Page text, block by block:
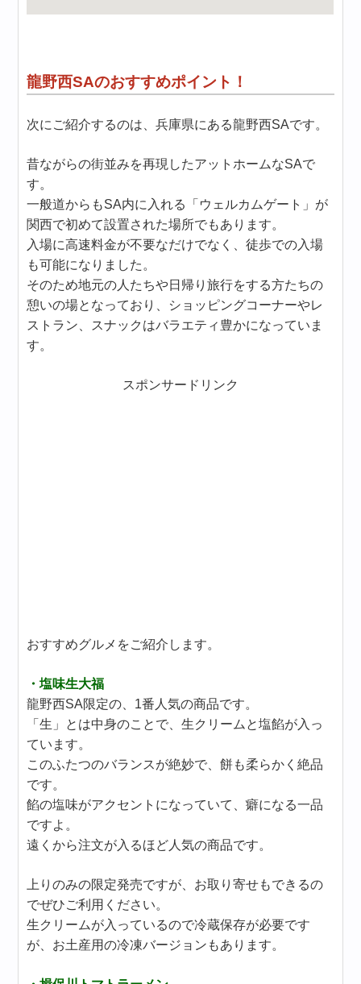
龍野西SAのおすすめポイント！
次にご紹介するのは、兵庫県にある龍野西SAです。
昔ながらの街並みを再現したアットホームなSAで
す。
一般道からもSA内に入れる「ウェルカムゲート」が
関西で初めて設置された場所でもあります。
入場に高速料金が不要なだけでなく、徒歩での入場
も可能になりました。
そのため地元の人たちや日帰り旅行をする方たちの
憩いの場となっており、ショッピングコーナーやレ
ストラン、スナックはバラエティ豊かになっていま
す。
スポンサードリンク
おすすめグルメをご紹介します。
・塩味生大福
龍野西SA限定の、1番人気の商品です。
「生」とは中身のことで、生クリームと塩餡が入っ
ています。
このふたつのバランスが絶妙で、餅も柔らかく絶品
です。
餡の塩味がアクセントになっていて、癖になる一品
ですよ。
遠くから注文が入るほど人気の商品です。
上りのみの限定発売ですが、お取り寄せもできるの
でぜひご利用ください。
生クリームが入っているので冷蔵保存が必要です
が、お土産用の冷凍バージョンもあります。